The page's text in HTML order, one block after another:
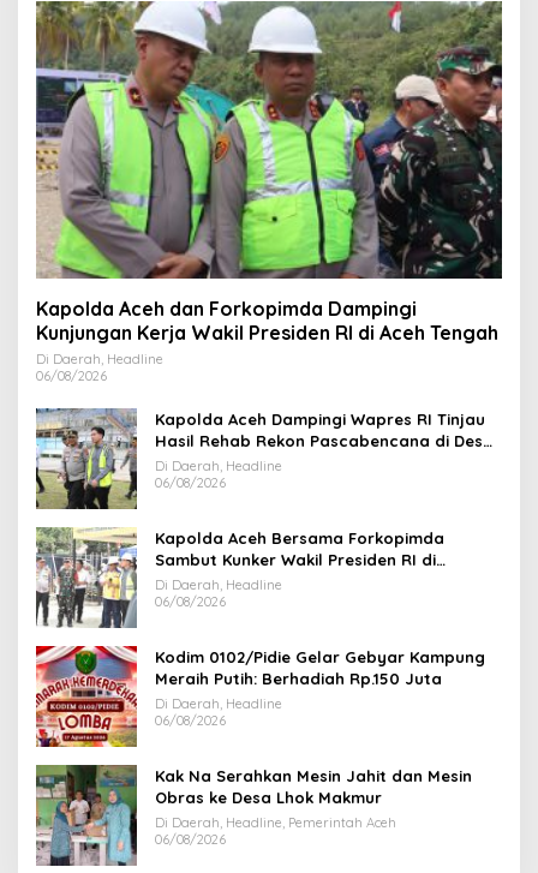
Kapolda Aceh dan Forkopimda Dampingi
Kunjungan Kerja Wakil Presiden RI di Aceh Tengah
Di Daerah, Headline
06/08/2026
Kapolda Aceh Dampingi Wapres RI Tinjau
Hasil Rehab Rekon Pascabencana di Desa
Kendawi Gayo Lues
Di Daerah, Headline
06/08/2026
Kapolda Aceh Bersama Forkopimda
Sambut Kunker Wakil Presiden RI di
Kabupaten Bireuen
Di Daerah, Headline
06/08/2026
Kodim 0102/Pidie Gelar Gebyar Kampung
Meraih Putih: Berhadiah Rp.150 Juta
Di Daerah, Headline
06/08/2026
Kak Na Serahkan Mesin Jahit dan Mesin
Obras ke Desa Lhok Makmur
Di Daerah, Headline, Pemerintah Aceh
06/08/2026